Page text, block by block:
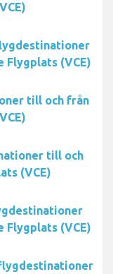
Flygplats (VCE)
till och från
till och
(VCE)
Flygplats (VCE)